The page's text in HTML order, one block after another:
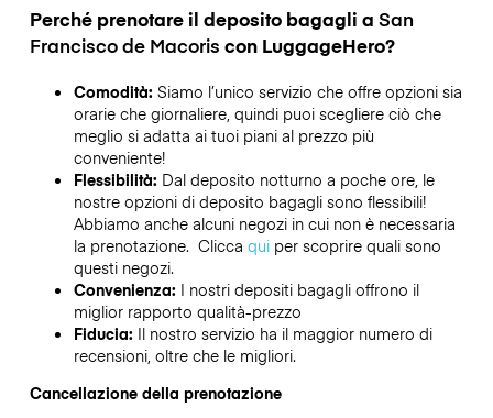
Perché prenotare il deposito bagagli a San
Francisco de Macoris con LuggageHero?
Comodità: Siamo l’unico servizio che offre opzioni sia
orarie che giornaliere, quindi puoi scegliere ciò che
meglio si adatta ai tuoi piani al prezzo più
conveniente!
Flessibilità: Dal deposito notturno a poche ore, le
nostre opzioni di deposito bagagli sono flessibili!
Abbiamo anche alcuni negozi in cui non è necessaria
la prenotazione. Clicca quiper scoprire quali sono
questi negozi.
Convenienza: I nostri depositi bagagli offrono il
miglior rapporto qualità-prezzo
Fiducia: Il nostro servizio ha il maggior numero di
recensioni, oltre che le migliori.
Cancellazione della prenotazione